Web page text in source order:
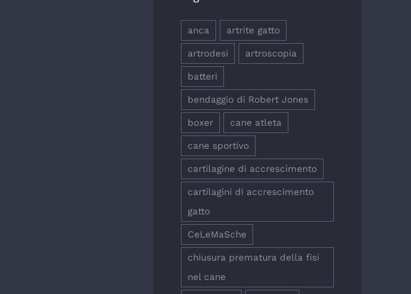
anca artrite gatto
artrodesi artroscopia
batteri
bendaggio di Robert Jones
boxer cane atleta
cane sportivo
cartilagine di accrescimento
cartilagini di accrescimento
gatto
CeLeMaSche
chiusura prematura della fisi
nel cane